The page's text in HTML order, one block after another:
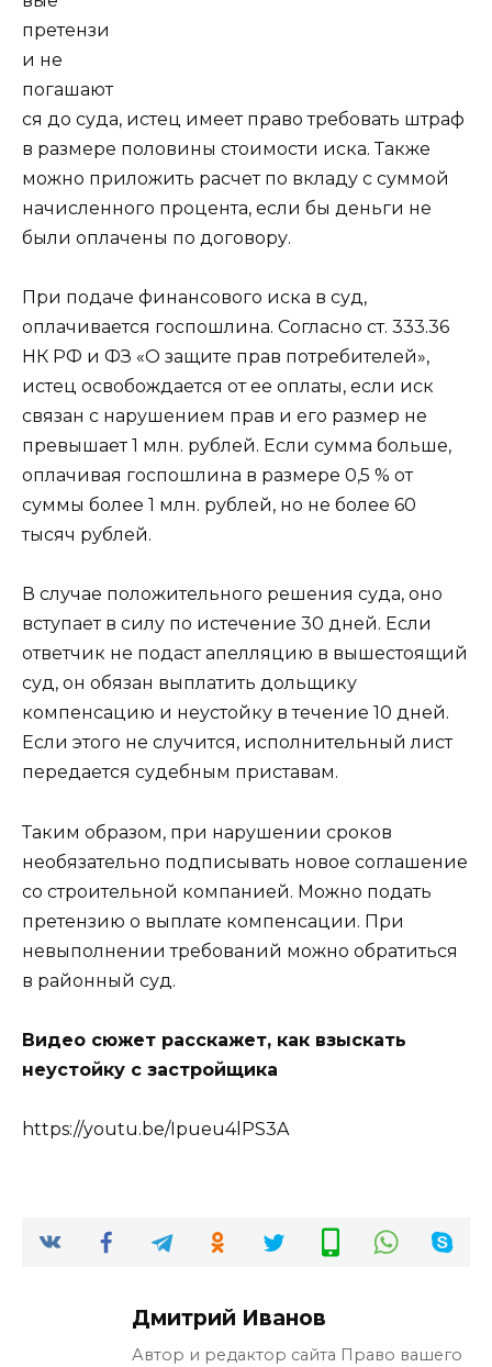
претензи
и не
погашают
ся до суда, истец имеет право требовать штраф
в размере половины стоимости иска. Также
можно приложить расчет по вкладу с суммой
начисленного процента, если бы деньги не
были оплачены по договору.
При подаче финансового иска в суд,
оплачивается госпошлина. Согласно ст. 333.36
НК РФ и ФЗ «О защите прав потребителей»,
истец освобождается от ее оплаты, если иск
связан с нарушением прав и его размер не
превышает 1 млн. рублей. Если сумма больше,
оплачивая госпошлина в размере 0,5 % от
суммы более 1 млн. рублей, но не более 60
тысяч рублей.
В случае положительного решения суда, оно
вступает в силу по истечение 30 дней. Если
ответчик не подаст апелляцию в вышестоящий
суд, он обязан выплатить дольщику
компенсацию и неустойку в течение 10 дней.
Если этого не случится, исполнительный лист
передается судебным приставам.
Таким образом, при нарушении сроков
необязательно подписывать новое соглашение
со строительной компанией. Можно подать
претензию о выплате компенсации. При
невыполнении требований можно обратиться
в районный суд.
Видео сюжет расскажет, как взыскать
неустойку с застройщика
https://youtu.be/Ipueu4lPS3A
Дмитрий Иванов
Автор и редактор сайта Право вашего